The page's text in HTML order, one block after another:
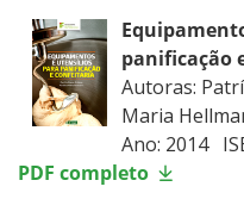
panificação
Autoras:
Maria
Ano: 2014
PDF completo